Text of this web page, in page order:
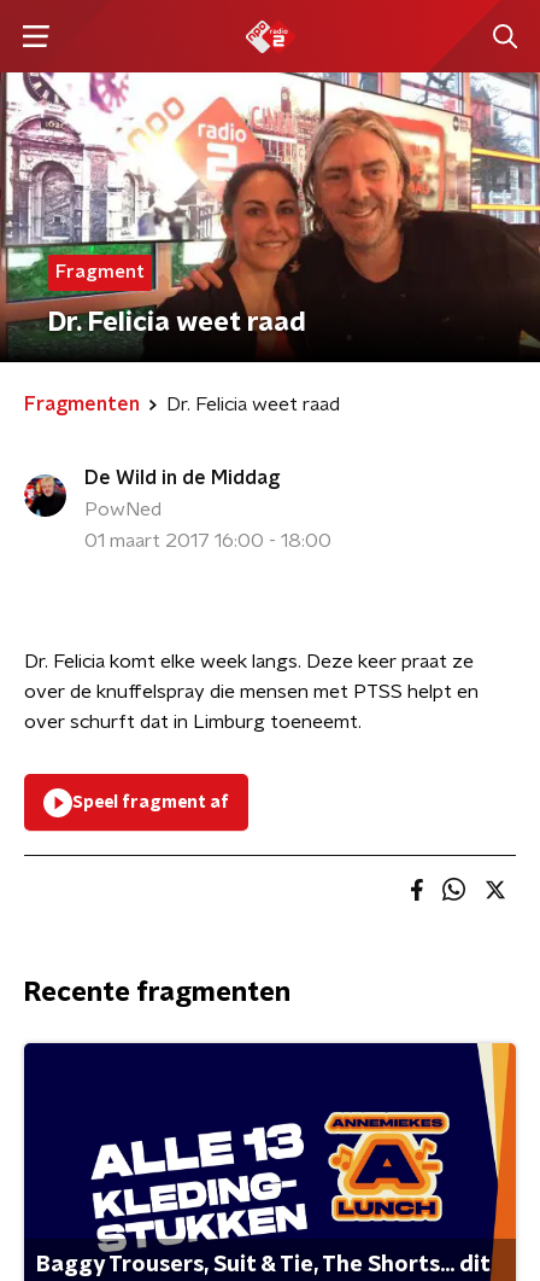
Fragment
Dr. Felicia weet raad
Fragmenten Dr. Felicia weet raad
De Wild in de Middag
PowNed
01 maart 2017 16:00 - 18:00
Dr. Felicia komt elke week langs. Deze keer praat ze
over de knuffelspray die mensen met PTSS helpt en
over schurft dat in Limburg toeneemt.
Speel fragment af
Recente fragmenten
Baggy Trousers, Suit & Tie, The Shorts... dit